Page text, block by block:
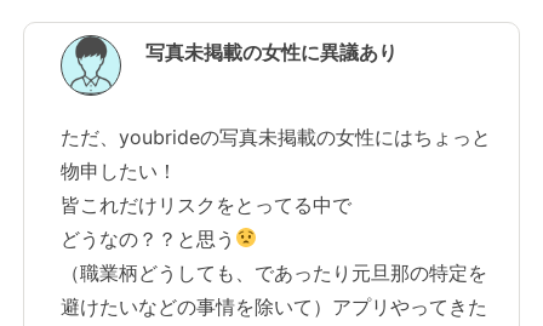
写真未掲載の女性に異議あり
ただ、youbrideの写真未掲載の女性にはちょっと
物申したい！
皆これだけリスクをとってる中で
どうなの？？と思う
（職業柄どうしても、であったり元旦那の特定を
避けたいなどの事情を除いて）アプリやってきた